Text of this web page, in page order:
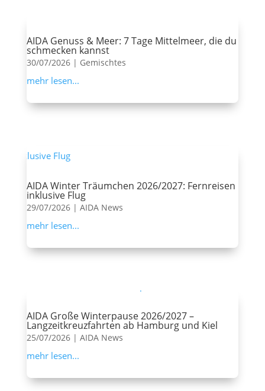
AIDA Genuss & Meer: 7 Tage Mittelmeer, die du
schmecken kannst
30/07/2026| Gemischtes
mehr lesen...
AIDA Winter Träumchen 2026/2027: Fernreisen
inklusive Flug
29/07/2026| AIDA News
mehr lesen...
AIDA Große Winterpause 2026/2027 –
Langzeitkreuzfahrten ab Hamburg und Kiel
25/07/2026| AIDA News
mehr lesen...